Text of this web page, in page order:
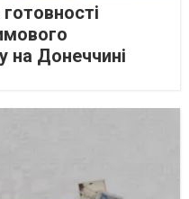
на Донеччині